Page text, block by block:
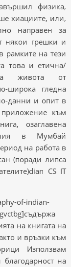
физика,
хиациите, или,
направен за
някои грешки и
рамките на тези
това и етична/
на живота от
широка гледна
данни и опит в
приложение към
озаглавена
в Мумбай
на работа в
(поради липса
CS IT
of-indian-
на книгата на
и връзки към
Използвам
на